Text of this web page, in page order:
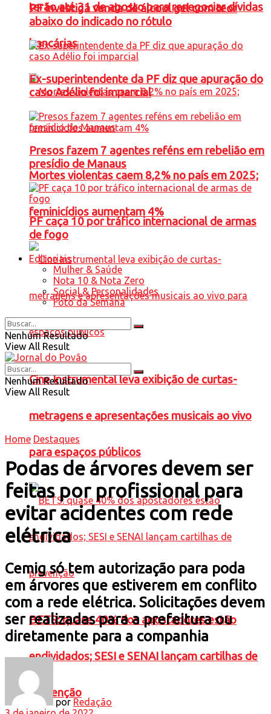
terão até 31 de agosto para renegociar dívidas
bancárias
Mortes violentas caem 8,2% no país em 2025;
feminicídios aumentam 4%
Cine Instrumental leva exibição de curtas-
metragens e apresentações musicais ao vivo
para espaços públicos
BETS: quase 40% dos apostadores estão
endividados; SESI e SENAI lançam cartilhas de
prevenção
PF investiga venda de álcool gel com teor
abaixo do indicado no rótulo
Ex-superintendente da PF diz que apuração do
caso Adélio foi imparcial
Presos fazem 7 agentes reféns em rebelião em
presídio de Manaus
PF caça 10 por tráfico internacional de armas
de fogo
Editoriais
Mulher & Saúde
Nota 10 & Nota Zero
Social & Personalidades
Foto da Semana
Nenhum Resultado
View All Result
Nenhum Resultado
View All Result
Home Destaques
Podas de árvores devem ser
feitas por profissional para
evitar acidentes com rede
elétrica
Cemig só tem autorização para poda
em árvores que estiverem em conflito
com a rede elétrica. Solicitações devem
ser realizadas para a prefeitura ou
diretamente para a companhia
por Redação